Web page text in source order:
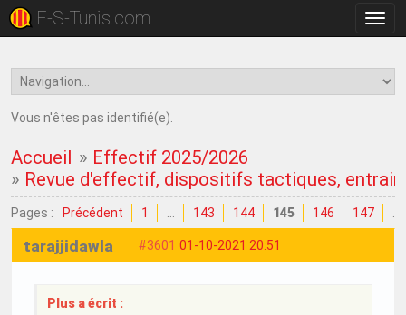
la
E-S-Tunis.com
Vous n'êtes pas identifié(e).
Accueil » Effectif 2025/2026
» Revue d'effectif, dispositifs tactiques,
Pages : Précédent 1 143 144 145 146 147
#3601 01-10-2021 20:51
tarajjidawla
Plus a écrit :